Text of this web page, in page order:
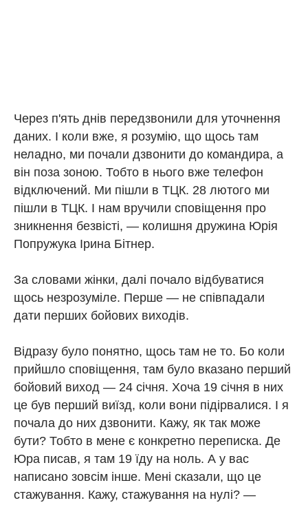
Через п'ять днів передзвонили для уточнення
даних. І коли вже, я розумію, що щось там
неладно, ми почали дзвонити до командира, а
він поза зоною. Тобто в нього вже телефон
відключений. Ми пішли в ТЦК. 28 лютого ми
пішли в ТЦК. І нам вручили сповіщення про
зникнення безвісті, — колишня дружина Юрія
Попружука Ірина Бітнер.
За словами жінки, далі почало відбуватися
щось незрозуміле. Перше — не співпадали
дати перших бойових виходів.
Відразу було понятно, щось там не то. Бо коли
прийшло сповіщення, там було вказано перший
бойовий виход — 24 січня. Хоча 19 січня в них
це був перший виїзд, коли вони підірвалися. І я
почала до них дзвонити. Кажу, як так може
бути? Тобто в мене є конкретно переписка. Де
Юра писав, я там 19 їду на ноль. А у вас
написано зовсім інше. Мені сказали, що це
стажування. Кажу, стажування на нулі? —